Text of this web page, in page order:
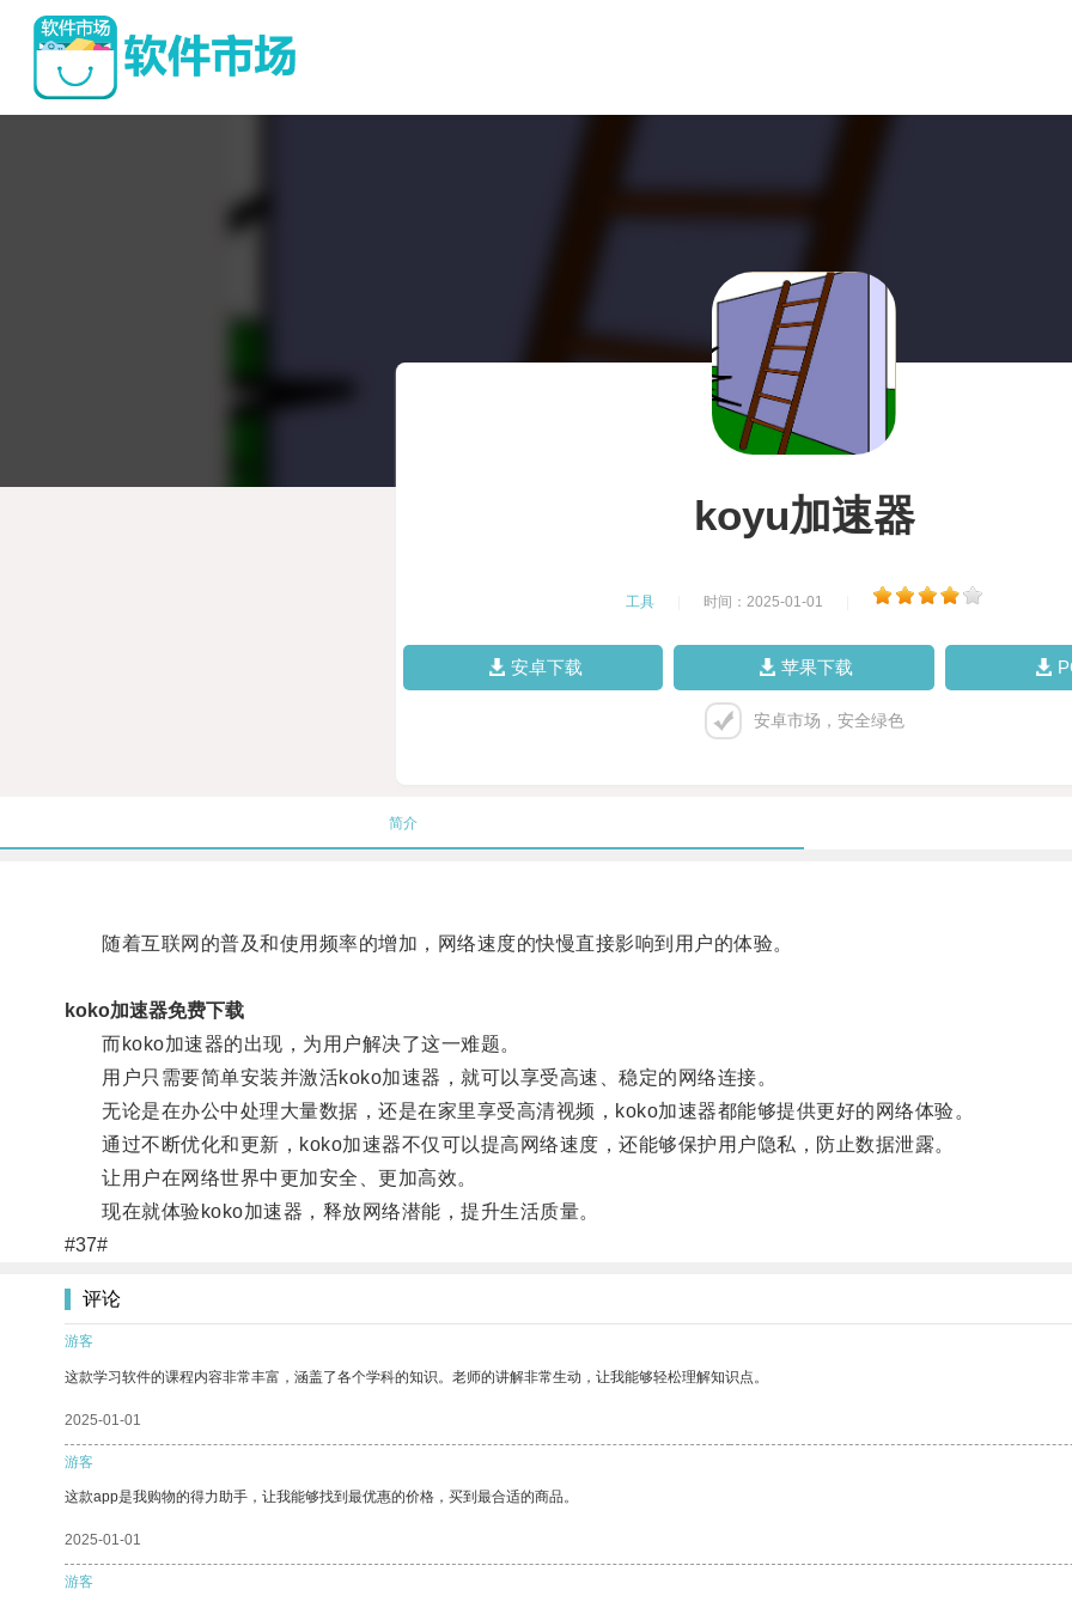
koyu加速器
工具 时间：2025-01-01
安卓下载 苹果下载
安卓市场，安全绿色
简介
随着互联网的普及和使用频率的增加，网络速度的快慢直接影响到用户的体验。
koko加速器免费下载
而koko加速器的出现，为用户解决了这一难题。
用户只需要简单安装并激活koko加速器，就可以享受高速、稳定的网络连接。
无论是在办公中处理大量数据，还是在家里享受高清视频，koko加速器都能够提供更好的网络体验。
通过不断优化和更新，koko加速器不仅可以提高网络速度，还能够保护用户隐私，防止数据泄露。
让用户在网络世界中更加安全、更加高效。
现在就体验koko加速器，释放网络潜能，提升生活质量。
#37#
评论
游客
这款学习软件的课程内容非常丰富，涵盖了各个学科的知识。老师的讲解非常生动，让我能够轻松理解知识点。
2025-01-01
游客
这款app是我购物的得力助手，让我能够找到最优惠的价格，买到最合适的商品。
2025-01-01
游客